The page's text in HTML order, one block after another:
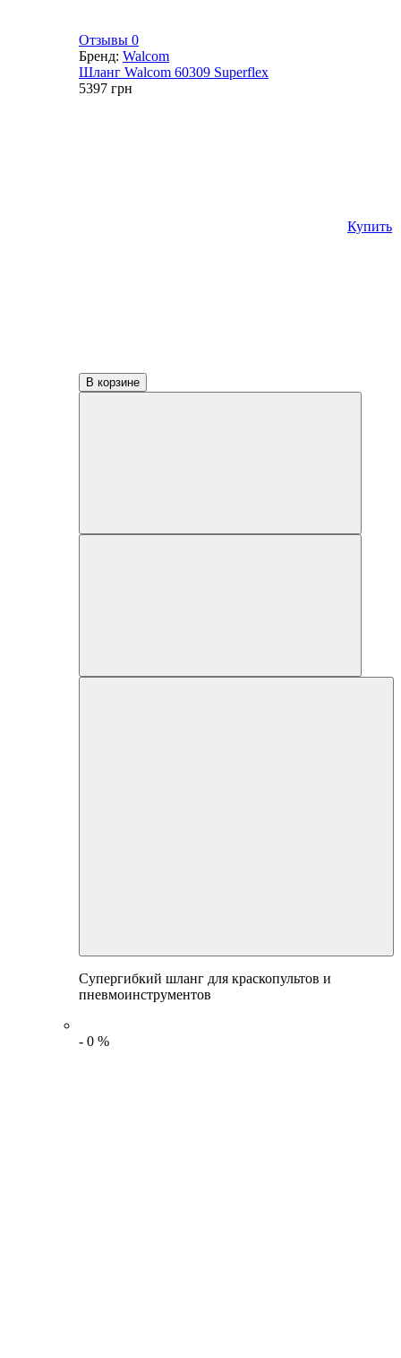
Отзывы 0
Бренд: Walcom
Шланг Walcom 60309 Superflex
5397 грн
Купить
В корзине
Супергибкий шланг для краскопультов и
пневмоинструментов
- 0 %